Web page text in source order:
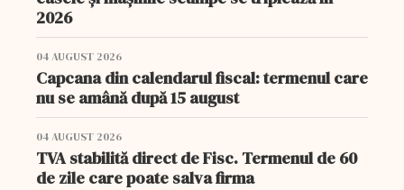
2026
04 AUGUST 2026
Capcana din calendarul fiscal: termenul care
nu se amână după 15 august
04 AUGUST 2026
TVA stabilită direct de Fisc. Termenul de 60
de zile care poate salva firma